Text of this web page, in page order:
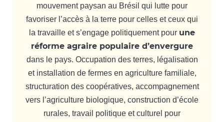
mouvement paysan au Brésil qui lutte pour
favoriser l’accès à la terre pour celles et ceux qui
la travaille et s’engage politiquement pour une
réforme agraire populaire d’envergure
dans le pays. Occupation des terres, légalisation
et installation de fermes en agriculture familiale,
structuration des coopératives, accompagnement
vers l’agriculture biologique, construction d’école
rurales, travail politique et culturel pour